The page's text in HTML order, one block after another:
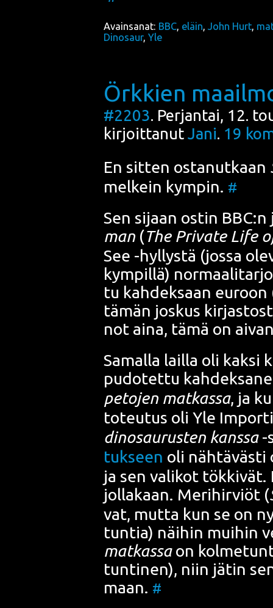
Avainsanat: BBC eläin John Hurt
Dinosaur, Yle
Örkkien
#2203. Perjantai, 12.
kirjoittanut Jani. 19
En sit­ten osta­nut­kaan
mel­kein kym­pin. #
Sen sijaan ostin
man (The Pri­va­te Life
See -hyl­lys­tä (jos­sa
kym­pil­lä)
tu kah­dek­saan
tämän jos­kus
not aina, tämä on
Samal­la lail­la oli kak­si
pudo­tet­tu
peto­jen mat­kas­sa, ja
toteu­tus oli Yle
din­osau­rus­ten kans­sa-
tuk­seen oli
ja sen vali­kot
jol­la­kaan. Meri­hir­viöt (
vat, mut­ta kun se on
tun­tia) näi­hin mui­hin
mat­kas­saon
tun­ti­nen), niin jätin
maan. #